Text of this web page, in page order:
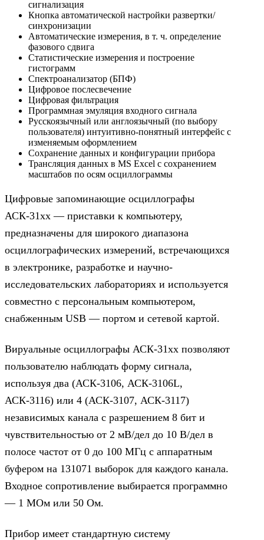
сигнализация
Кнопка автоматической настройки развертки/
синхронизации
Автоматические измерения, в т. ч. определение
фазового сдвига
Статистические измерения и построение
гистограмм
Спектроанализатор (БПФ)
Цифровое послесвечение
Цифровая фильтрация
Программная эмуляция входного сигнала
Русскоязычный или англоязычный (по выбору
пользователя) интуитивно-понятный интерфейс с
изменяемым оформлением
Сохранение данных и конфигурации прибора
Трансляция данных в MS Excel с сохранением
масштабов по осям осциллограммы
Цифровые запоминающие осциллографы
АСК-31xx — приставки к компьютеру,
предназначены для широкого диапазона
осциллографических измерений, встречающихся
в электронике, разработке и научно-
исследовательских лабораториях и используется
совместно с персональным компьютером,
снабженным USB — портом и сетевой картой.
Вируальные осциллографы АСК-31xx позволяют
пользователю наблюдать форму сигнала,
используя два (АСК-3106, АСК-3106L,
АСК-3116) или 4 (АСК-3107, АСК-3117)
независимых канала с разрешением 8 бит и
чувствительностью от 2 мВ/дел до 10 В/дел в
полосе частот от 0 до 100 МГц с аппаратным
буфером на 131071 выборок для каждого канала.
Входное сопротивление выбирается программно
— 1 МОм или 50 Ом.
Прибор имеет стандартную систему